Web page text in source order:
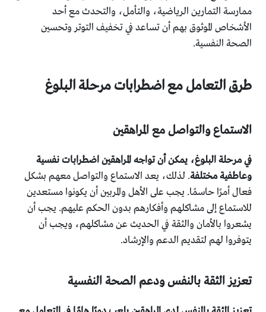
ممارسة التمارين الرياضية، والتأمل، والتحدث مع أحد
الأشخاص الموثوق بهم أن تساعد في تخفيف التوتر وتحسين
الصحة النفسية.
طرق التعامل مع اضطرابات مرحلة البلوغ
الاستماع والتواصل مع المراهقين
في مرحلة البلوغ، يمكن أن تواجه المراهقين اضطرابات نفسية
وعاطفية مختلفة. لذلك، يعد الاستماع والتواصل معهم بشكل
فعال أمرًا حاسمًا. يجب على الأهل والمربين أن يكونوا مستعدين
للاستماع إلى مشاكلهم وأفكارهم بدون الحكم عليهم. يجب أن
يشعروا بالأمان والثقة في الحديث عن مشاكلهم، ويجب أن
يتوفروا لهم لتقديم الدعم والإرشاد.
تعزيز الثقة بالنفس ودعم الصحة النفسية